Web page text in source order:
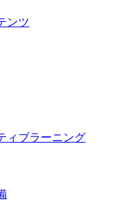
ンツ
ィブラーニング